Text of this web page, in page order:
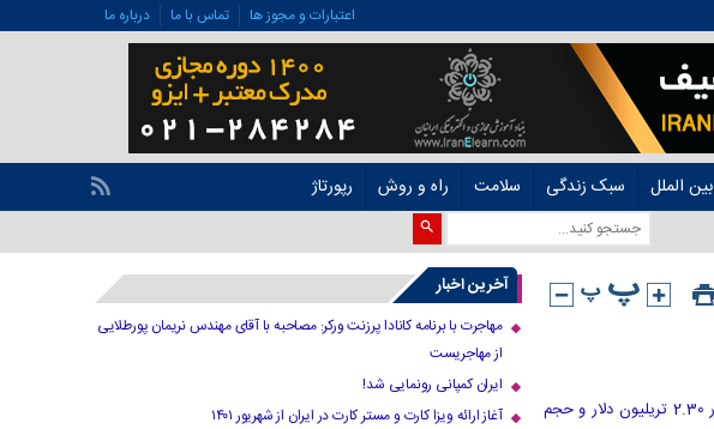
اعتبارات و مجوز ها تماس با ما درباره ما
بین الملل سبک زندگی سلامت راه و روش رپورتاژ
[ad_1] بیت کوین در تاریخ 21 سپتامبر 2025 با 115،733 دلار معامله شد و با سرمایه ای در بازار 2.30 تریلیون دلار و حجم
آخرین اخبار
مهاجرت با برنامه کانادا پرزنت ورکر: مصاحبه با آقای مهندس نریمان پورطلایی
از مهاجریست
ایران کمپانی رونمایی شد!
آغاز ارائه ویزا کارت و مستر کارت در ایران از شهریور ۱۴۰۱